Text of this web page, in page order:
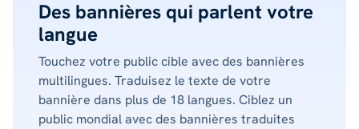
Des bannières qui parlent votre
langue
Touchez votre public cible avec des bannières
multilingues. Traduisez le texte de votre
bannière dans plus de 18 langues. Ciblez un
public mondial avec des bannières traduites